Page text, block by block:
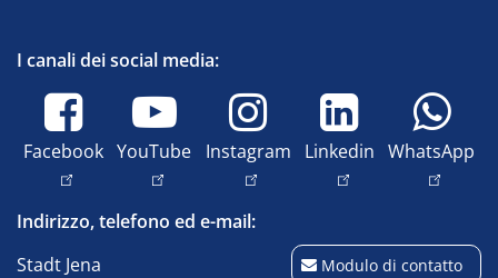
I canali dei social media:
Facebook YouTube Instagram Linkedin WhatsApp
Indirizzo, telefono ed e-mail:
Stadt Jena
Modulo di contatto